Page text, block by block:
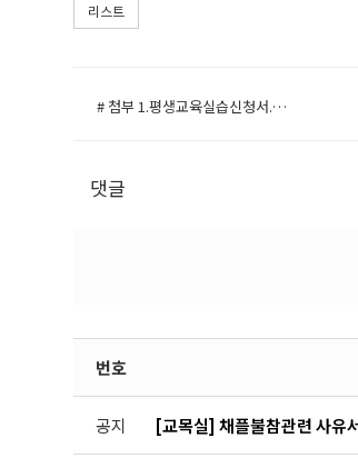
리스트
# 첨부 1.평생교육실습신청서.hwp
댓글
번호
공지 [교목실] 채플불참관련 사유